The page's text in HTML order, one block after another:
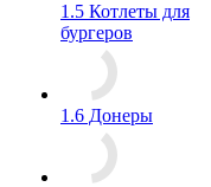
1.5 Котлеты для
бургеров
1.6 Донеры